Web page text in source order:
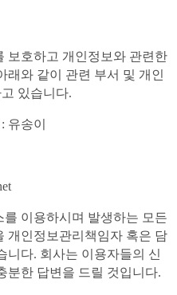
보호하고 개인정보와 관련한
래와 같이 관련 부서 및 개인
있습니다.
유송이
이용하시며 발생하는 모든
개인정보관리책임자 혹은 담
니다. 회사는 이용자들의 신
분한 답변을 드릴 것입니다.